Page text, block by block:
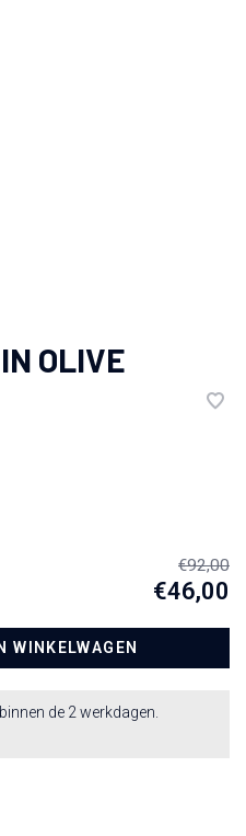
OLIVE
€92,00
€46,00
WINKELWAGEN
de 2 werkdagen.